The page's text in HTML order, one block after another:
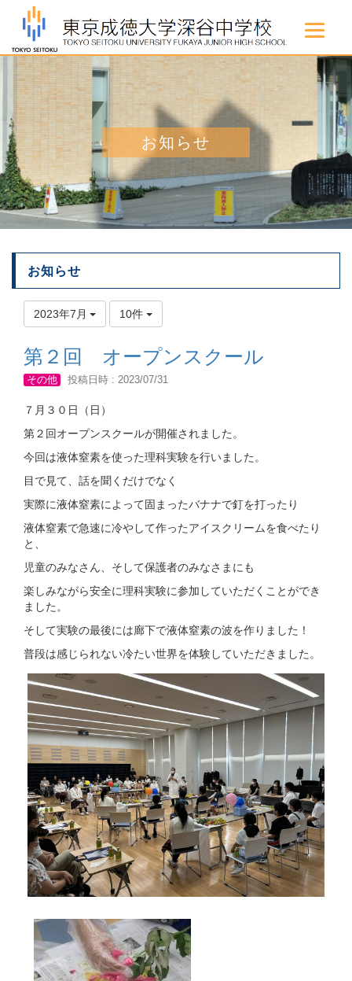
お知らせ
お知らせ
2023年7月 10件
第２回 オープンスクール
その他 投稿日時 : 2023/07/31
７月３０日（日）
第２回オープンスクールが開催されました。
今回は液体窒素を使った理科実験を行いました。
目で見て、話を聞くだけでなく
実際に液体窒素によって固まったバナナで釘を打ったり
液体窒素で急速に冷やして作ったアイスクリームを食べたり
と、
児童のみなさん、そして保護者のみなさまにも
楽しみながら安全に理科実験に参加していただくことができ
ました。
そして実験の最後には廊下で液体窒素の波を作りました！
普段は感じられない冷たい世界を体験していただきました。